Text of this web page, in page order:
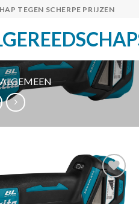
TEGEN SCHERPE PRIJZEN
ALGEMEEN